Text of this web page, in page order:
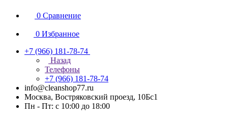
0 Сравнение
0 Избранное
+7 (966) 181-78-74
Назад
Телефоны
+7 (966) 181-78-74
info@cleanshop77.ru
Москва, Востряковский проезд, 10Бс1
Пн - Пт: с 10:00 до 18:00